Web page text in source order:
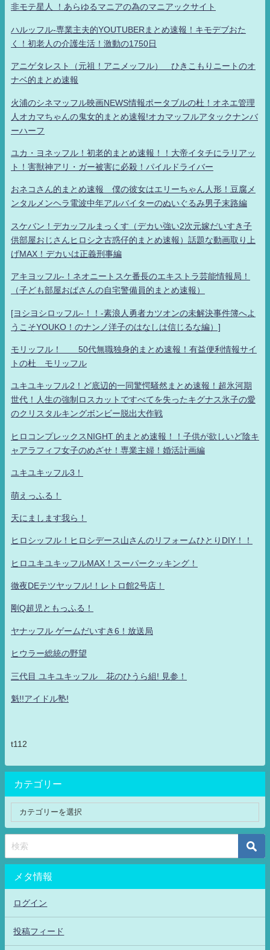
非モテ星人 ！あらゆるマニアの為のマニアックサイト
ハルッフル-専業主夫的YOUTUBERまとめ速報！キモデブおた
く！初老人の介護生活！激動の1750日
アニゲタレスト（元祖！アニメッフル） ひきこもりニートのオ
ナベ的まとめ速報
火浦のシネマッフル映画NEWS情報ポータブルの杜！オネエ管理
人オカマちゃんの鬼女的まとめ速報!オカマッフルアタックナンバ
ーハーフ
ユカ・ヨネッフル！初老的まとめ速報！！大帝イタチにラリアッ
ト！害獣神アリ・ガー被害に必殺！パイルドライバー
おネコさん的まとめ速報 僕の彼女はエリーちゃん人形！豆腐メ
ンタルメンヘラ電波中年アルバイターのぬいぐるみ男子末路編
スケバン！デカッフルまっくす（デカい強い2次元嫁だいすき子
供部屋おじさんヒロシ之古惑仔的まとめ速報）話題な動画取り上
げMAX！デカいは正義刑事編
アキヨッフル-！ネオニートスケ番長のエキストラ芸能情報局！
（子ども部屋おばさんの自宅警備員的まとめ速報）
[ヨシヨシロッフル-！！-素浪人勇者カツオンの未解決事件簿へよ
うこそYOUKO！のナンノ洋子のはなしは信じるな編）]
モリッフル！ 50代無職独身的まとめ速報！有益便利情報サイ
トの杜 モリッフル
ユキユキッフル2！ど底辺的一同驚愕騒然まとめ速報！超氷河期
世代！人生の強制ロスカットですべてを失ったキグナス氷子の愛
のクリスタルキングボンビー脱出大作戦
ヒロコンプレックスNIGHT 的まとめ速報！！子供が欲しいど陰キ
ャアラフィフ女子のめざせ！専業主婦！婚活計画編
ユキユキッフル3！
萌えっふる！
天にまします我ら！
ヒロシッフル！ヒロシデース山さんのリフォームひとりDIY！！
ヒロユキユキッフルMAX！スーパークッキング！
徹夜DEテツヤッフル!！レトロ館2号店！
剛Q超児ともっふる！
ヤナッフル ゲームだいすき6！放送局
ヒウラー総統の野望
三代目 ユキユキッフル 花のひうら組! 見参！
魁!!アイドル塾!
t112
カテゴリー
メタ情報
ログイン
投稿フィード